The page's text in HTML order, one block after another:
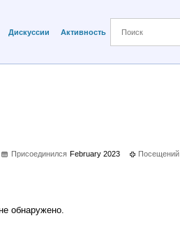
Дискуссии Активность
Присоединился February 2023 Посещений
обнаружено.